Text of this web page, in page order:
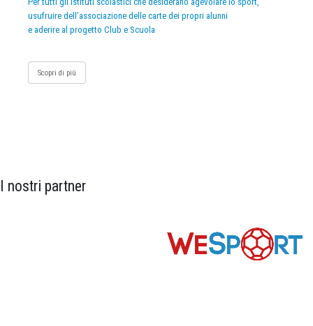
usufruire dell’associazione delle carte dei propri alunni
e aderire al progetto Club e Scuola
Scopri di più
I nostri partner